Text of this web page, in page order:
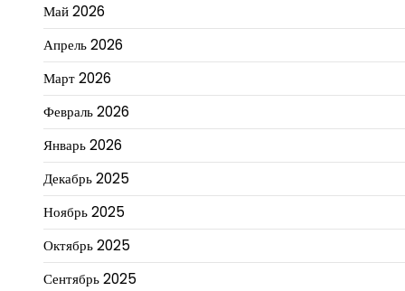
Май 2026
Апрель 2026
Март 2026
Февраль 2026
Январь 2026
Декабрь 2025
Ноябрь 2025
Октябрь 2025
Сентябрь 2025